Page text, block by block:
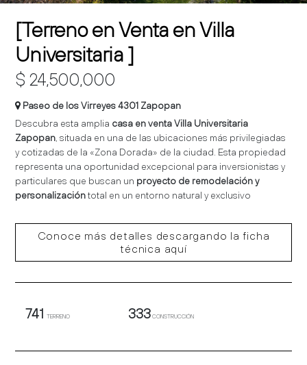
Terreno en Venta en Villa
Universitaria
$ 24,500,000
Paseo de los Virreyes 4301 Zapopan
Descubra esta amplia casa en venta Villa Universitaria
Zapopan , situada en una de las ubicaciones más privilegiadas
y cotizadas de la «Zona Dorada» de la ciudad Esta propiedad
representa una oportunidad excepcional para inversionistas y
particulares que buscan un proyecto de remodelación y
personalizacióntotal en un entorno natural y exclusivo
Conoce más detalles descargando la ficha
técnica aquí
741TERRENO 333 CONSTRUCCIÓN